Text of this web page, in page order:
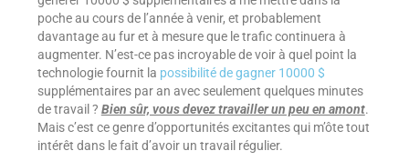
poche au cours de l’année à venir, et probablement
davantage au fur et à mesure que le trafic continuera à
augmenter. N’est-ce pas incroyable de voir à quel point la
technologie fournit la possibilité de gagner 10000 $
supplémentaires par an avec seulement quelques minutes
de travail ? Bien sûr, vous devez travailler un peu en amont.
Mais c’est ce genre d’opportunités excitantes qui m’ôte tout
intérêt dans le fait d’avoir un travail régulier.